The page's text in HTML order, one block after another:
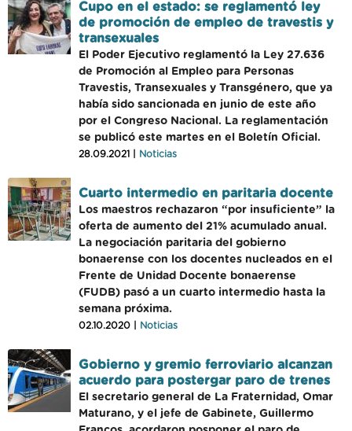
Cupo en el estado: se reglamentó ley
de promoción de empleo de travestis y
transexuales
El Poder Ejecutivo reglamentó la Ley 27.636
de Promoción al Empleo para Personas
Travestis, Transexuales y Transgénero, que ya
había sido sancionada en junio de este año
por el Congreso Nacional. La reglamentación
se publicó este martes en el Boletín Oficial.
28.09.2021 | Noticias
Cuarto intermedio en paritaria docente
Los maestros rechazaron “por insuficiente” la
oferta de aumento del 21% acumulado anual.
La negociación paritaria del gobierno
bonaerense con los docentes nucleados en el
Frente de Unidad Docente bonaerense
(FUDB) pasó a un cuarto intermedio hasta la
semana próxima.
02.10.2020 | Noticias
Gobierno y gremio ferroviario alcanzan
acuerdo para postergar paro de trenes
El secretario general de La Fraternidad, Omar
Maturano, y el jefe de Gabinete, Guillermo